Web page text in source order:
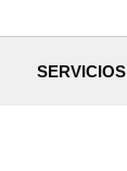
SERVICIOS